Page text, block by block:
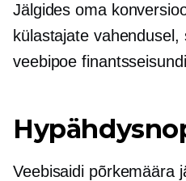
Jälgides oma
külastajate
veebipoe
Veebisaidi põrkemäära